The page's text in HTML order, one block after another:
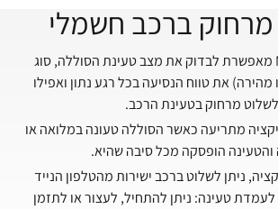
ברכב חשמלי
אפליקציית MYDS מאפשרת לבדוק את מצב טעינת הסוללה, סוג
מהירה) את טווח הנסיעה בכל רגע נתון ואפילו
לשלוט מרחוק בטעינת הרכב.
מתריעה כאשר הסוללה טעונה במלואה או
הופסקה מכל סיבה שהיא.
ניתן לשלוט ברכב ישירות מהטלפון הנייד
טעינה: ניתן להתחיל, לעצור או לתזמן